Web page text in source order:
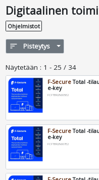
Digitaalinen
Ohjelmistot
sort Pisteytys
Näytetään : 1 - 25 / 34
F-SecureTotal -
e-key
FCFTBR2N005E2
F-SecureTotal -
e-key
FCFTBR2N007E2